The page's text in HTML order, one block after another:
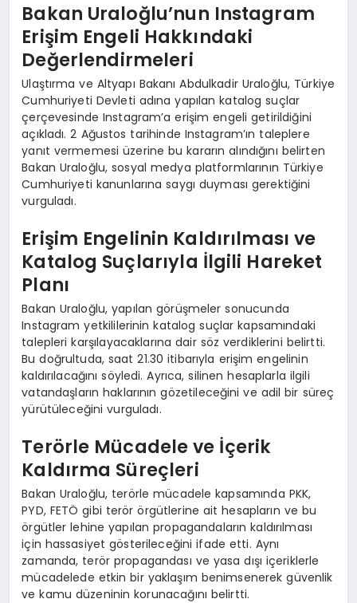
Bakan Uraloğlu’nun Instagram
Erişim Engeli Hakkındaki
Değerlendirmeleri
Ulaştırma ve Altyapı Bakanı Abdulkadir Uraloğlu, Türkiye
Cumhuriyeti Devleti adına yapılan katalog suçlar
çerçevesinde Instagram’a erişim engeli getirildiğini
açıkladı. 2 Ağustos tarihinde Instagram’ın taleplere
yanıt vermemesi üzerine bu kararın alındığını belirten
Bakan Uraloğlu, sosyal medya platformlarının Türkiye
Cumhuriyeti kanunlarına saygı duyması gerektiğini
vurguladı.
Erişim Engelinin Kaldırılması ve
Katalog Suçlarıyla İlgili Hareket
Planı
Bakan Uraloğlu, yapılan görüşmeler sonucunda
Instagram yetkililerinin katalog suçlar kapsamındaki
talepleri karşılayacaklarına dair söz verdiklerini belirtti.
Bu doğrultuda, saat 21.30 itibarıyla erişim engelinin
kaldırılacağını söyledi. Ayrıca, silinen hesaplarla ilgili
vatandaşların haklarının gözetileceğini ve adil bir süreç
yürütüleceğini vurguladı.
Terörle Mücadele ve İçerik
Kaldırma Süreçleri
Bakan Uraloğlu, terörle mücadele kapsamında PKK,
PYD, FETÖ gibi terör örgütlerine ait hesapların ve bu
örgütler lehine yapılan propagandaların kaldırılması
için hassasiyet gösterileceğini ifade etti. Aynı
zamanda, terör propagandası ve yasa dışı içeriklerle
mücadelede etkin bir yaklaşım benimsenerek güvenlik
ve kamu düzeninin korunacağını belirtti.